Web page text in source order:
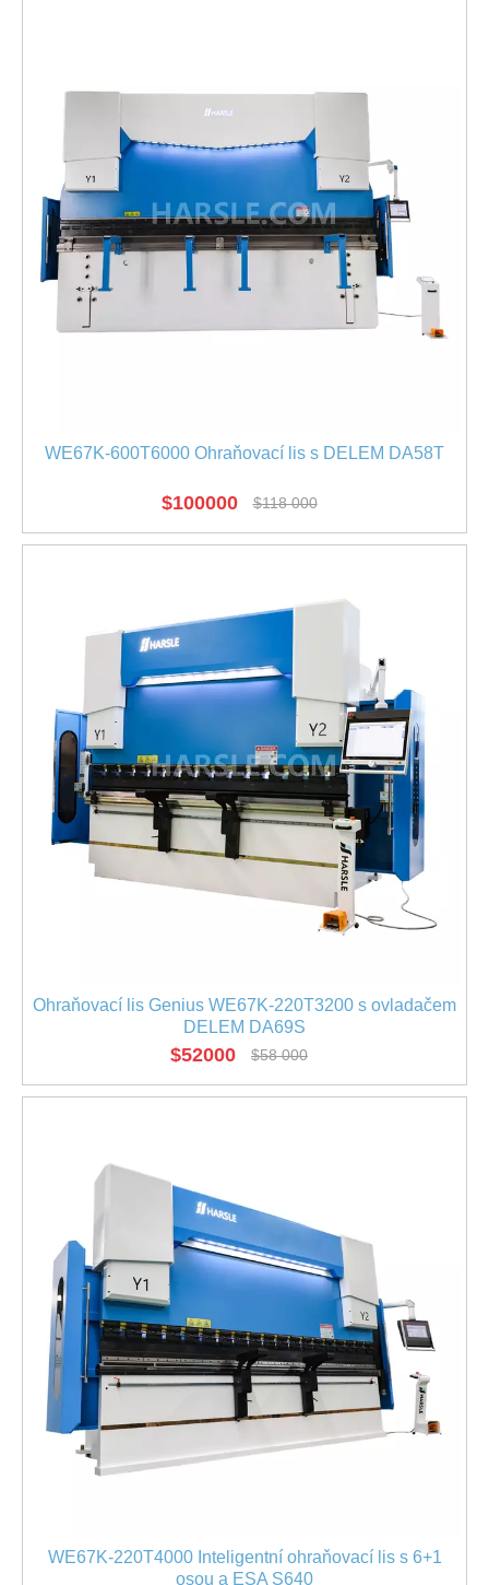
WE67K-600T6000 Ohraňovací lis s DELEM DA58T
$100000 $118 000
Ohraňovací lis Genius WE67K-220T3200 s ovladačem
DELEM DA69S
$52000 $58 000
WE67K-220T4000 Inteligentní ohraňovací lis s 6+1
osou a ESA S640